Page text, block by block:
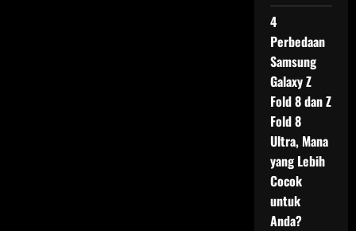
4
Perbedaan
Samsung
Galaxy Z
Fold 8 dan Z
Fold 8
Ultra, Mana
yang Lebih
Cocok
untuk
Anda?